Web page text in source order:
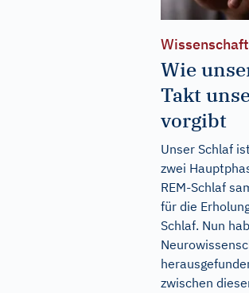
Wissenschaft
Wie
Takt
vorgibt
Unser Schlaf
zwei
REM-Schlaf
für die
Schlaf. Nun
zwischen